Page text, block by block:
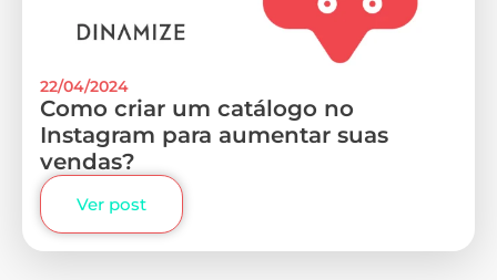
22/04/2024
Como criar um catálogo no
Instagram para aumentar suas
vendas?
Ver post